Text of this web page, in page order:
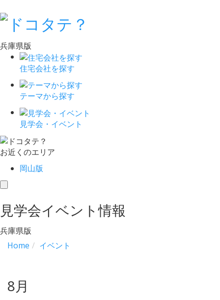
兵庫県版
住宅会社を探す
テーマから探す
見学会・イベント
お近くのエリア
岡山版
toggle
見学会イベント情報
兵庫県版
Home
イベント
8月